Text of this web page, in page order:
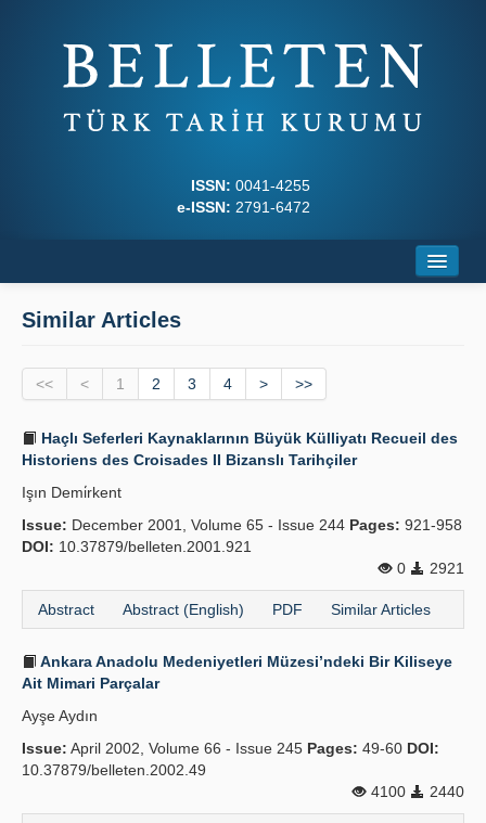
ISSN: 0041-4255
e-ISSN: 2791-6472
Journal Boards
Principles
Guidelines
Contact Us
Similar Articles
<< < 1 2 3 4 > >>
Haçlı Seferleri Kaynaklarının Büyük Külliyatı Recueil des
Historiens des Croisades II Bizanslı Tarihçiler
Işın Demi̇rkent
Issue: December 2001, Volume 65 - Issue 244 Pages: 921-958
DOI: 10.37879/belleten.2001.921
0
2921
Abstract Abstract (English) PDF Similar Articles
Ankara Anadolu Medeniyetleri Müzesi’ndeki Bir Kiliseye
Ait Mimari Parçalar
Ayşe Aydın
Issue: April 2002, Volume 66 - Issue 245 Pages: 49-60 DOI:
10.37879/belleten.2002.49
4100
2440